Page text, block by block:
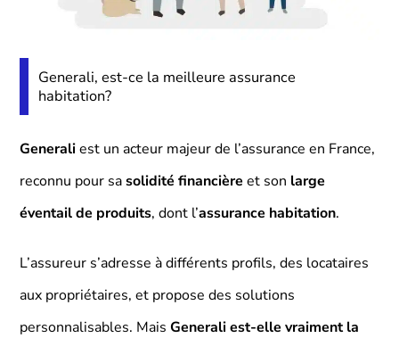
Generali, est-ce la meilleure assurance
habitation?
Generaliest un acteur majeur de l’assurance en France,
reconnu pour sasolidité financière et son large
éventail de produits, dont l’assurance habitation.
L’assureur s’adresse à différents profils, des locataires
aux propriétaires, et propose des solutions
personnalisables. MaisGenerali est-elle vraiment la